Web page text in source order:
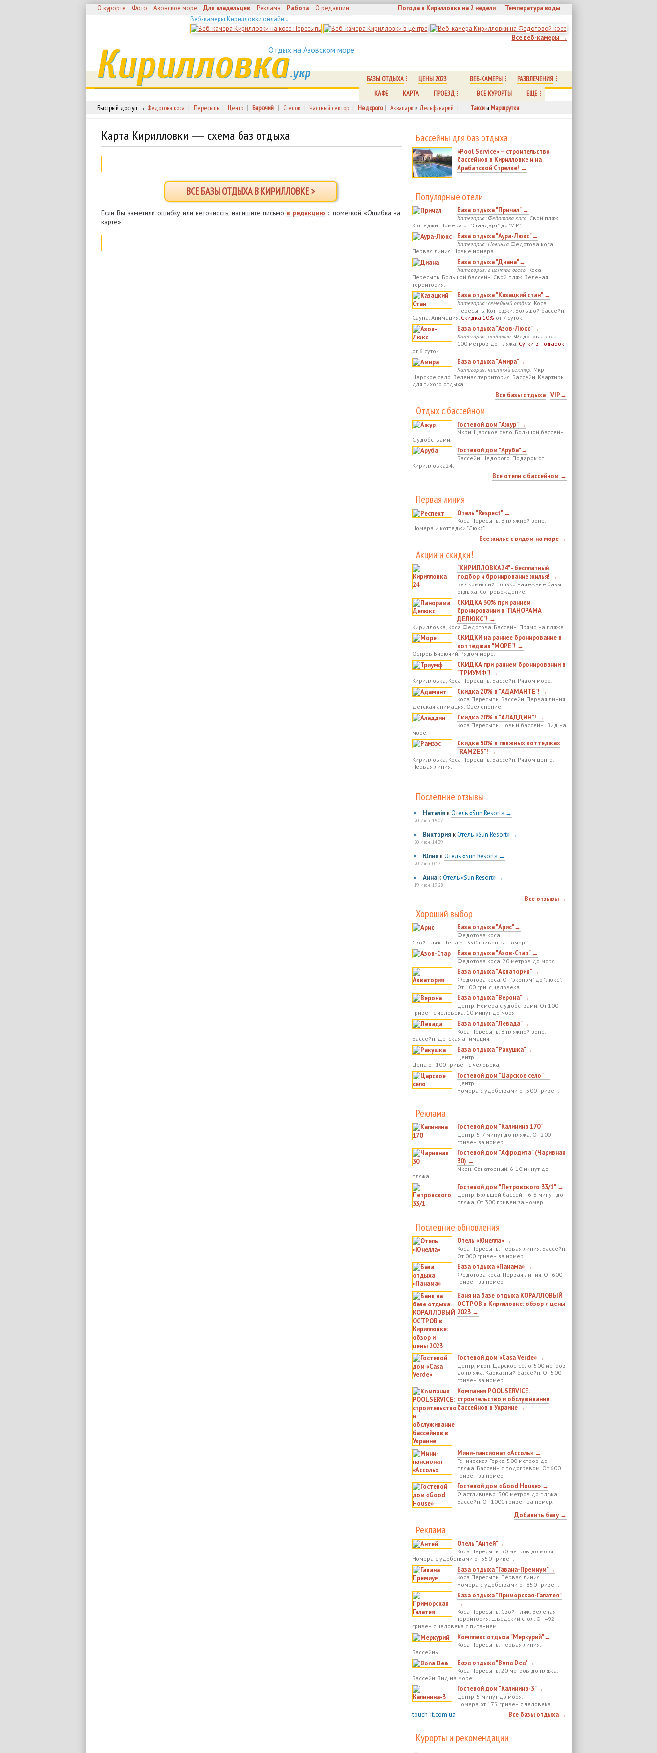
О курорте Фото Азовское море Для владельцев Реклама Работа О редакции Погода в Кирилловке на 2 недели
Температура воды
Веб-камеры Кирилловки онлайн ↓
Все веб-камеры →
Отдых на Азовском море
Кирилловка.укр БАЗЫ ОТДЫХА ЦЕНЫ 2023 ВЕБ-КАМЕРЫ
РАЗВЛЕЧЕНИЯ
КАФЕ
КАРТА ПРОЕЗД ВСЕ КУРОРТЫ
ЕЩЕ
Быстрый доступ → Федотова коса | Пересыпь | Центр | Бирючий | Степок | Частный сектор | Недорого | Аквапарки Дельфинарий | Таксии Маршрутки
Карта Кирилловки ― схема баз отдыха
ВСЕ БАЗЫ ОТДЫХА В КИРИЛЛОВКЕ >
Если Вы заметили ошибку или неточность, напишите письмо в редакцию с пометкой «Ошибка на
карте».
Бассейны для баз отдыха
«Pool Service» — строительство
бассейнов в Кирилловке и на
Арабатской Стрелке! →
Популярные отели
База отдыха "Причал" →
Категория: Федотова коса. Свой пляж.
Коттеджи. Номера от "Стандарт" до "VIP".
База отдыха "Аура-Люкс"→
Категория: НовинкаФедотова коса.
Первая линия. Новые номера.
База отдыха "Диана"→
Категория: в центре всего. Коса
Пересыпь. Большой бассейн. Свой пляж. Зеленая
территория.
База отдыха "Казацкий стан" →
Категория: семейный отдых. Коса
Пересыпь. Коттеджи. Большой бассейн.
Сауна. Анимация. Скидка 10% от 7 суток.
База отдыха "Азов-Люкс"→
Категория: недорого. Федотова коса.
100 метров до пляжа. Сутки в подарок
от 6 суток.
База отдыха "Амира"→
Категория: частный сектор. Мкрн.
Царское село. Зеленая территория. Бассейн. Квартиры
для тихого отдыха.
Все базы отдыха| VIP→
Отдых с бассейном
Гостевой дом "Ажур" →
Мкрн. Царское село. Большой бассейн.
С удобствами.
Гостевой дом "Аруба"→
Бассейн. Недорого. Подарок от
Кирилловка24.
Все отели с бассейном →
Первая линия
Отель "Respect" →
Коса Пересыпь. В пляжной зоне.
Номера и коттеджи "Люкс".
Все жилье с видом на море →
Акции и скидки!
"КИРИЛЛОВКА24" - бесплатный
подбор и бронирование жилья! →
Без комиссий. Только надежные базы
отдыха. Сопровождение.
СКИДКА 30% при раннем
бронировании в "ПАНОРАМА
ДЕЛЮКС"! →
Кирилловка, Коса Федотова. Бассейн. Прямо на пляже!
СКИДКИ на раннее бронирование в
коттеджах "МОРЕ"! →
Остров Бирючий. Рядом море.
СКИДКА при раннем бронировании в
"ТРИУМФ"! →
Кирилловка, Коса Пересыпь. Бассейн. Рядом море!
Скидка 20% в "АДАМАНТЕ"! →
Коса Пересыпь. Бассейн. Первая линия.
Детская анимация. Озеленение.
Скидка 20% в "АЛАДДИН"! →
Коса Пересыпь. Новый бассейн! Вид на
море.
Скидка 50% в пляжных коттеджах
"RAMZES"! →
Кирилловка, Коса Пересыпь. Бассейн. Рядом центр.
Первая линия.
Последние отзывы
Наталія кОтель «Sun Resort» →
20 Июн, 15:07
Виктория кОтель «Sun Resort» →
20 Июн, 14:39
Юлия кОтель «Sun Resort» →
20 Июн, 0:17
АннакОтель «Sun Resort» →
19 Июн, 19:28
Все отзывы →
Хороший выбор
База отдыха "Арис"→
Федотова коса.
Свой пляж. Цена от 350 гривен за номер.
База отдыха "Азов-Стар" →
Федотова коса. 20 метров до моря.
База отдыха "Акватория" →
Федотова коса. От "эконом" до "люкс".
От 100 грн. с человека.
База отдыха "Верона" →
Центр. Номера с удобствами. От 100
гривен с человека. 10 минут до моря
База отдыха "Левада" →
Коса Пересыпь. В пляжной зоне.
Бассейн. Детская анимация.
База отдыха "Ракушка"→
Центр.
Цена от 100 гривен с человека.
Гостевой дом "Царское село"→
Центр.
Номера с удобствами от 500 гривен.
Реклама
Гостевой дом "Калинина 170" →
Центр. 5-7 минут до пляжа. От 200
гривен за номер.
Гостевой дом "Афродита" (Чаривная
30) →
Мкрн. Санаторный. 6-10 минут до
пляжа.
Гостевой дом "Петровского 33/1" →
Центр. Большой бассейн. 6-8 минут до
пляжа. От 300 гривен за номер.
Последние обновления
Отель «Юнелла» →
Коса Пересыпь. Первая линия. Бассейн.
От 000 гривен за номер.
База отдыха «Панама» →
Федотова коса. Первая линия. От 600
гривен за номер.
Баня на базе отдыха КОРАЛЛОВЫЙ
ОСТРОВ в Кирилловке: обзор и цены
2023 →
Гостевой дом «Casa Verde» →
Центр, мкрн. Царское село. 500 метров
до пляжа. Каркасный бассейн. От 500
гривен за номер.
Компания POOLSERVICE:
строительство и обслуживание
бассейнов в Украине →
Мини-пансионат «Ассоль» →
Геническая Горка. 500 метров до
пляжа. Бассейн с подогревом. От 600
гривен за номер.
Гостевой дом «Good House» →
Счастливцево. 300 метров до пляжа.
Бассейн. От 1000 гривен за номер.
Добавить базу →
Реклама
Отель "Антей"→
Коса Пересыпь. 50 метров до моря.
Номера с удобствами от 550 гривен.
База отдыха "Гавана-Премиум"→
Коса Пересыпь. Первая линия.
Номера с удобствами от 850 гривен.
База отдыха "Приморская-Галатея"
→
Коса Пересыпь. Свой пляж. Зеленая
территория. Шведский стол. От 492
гривен с человека с питанием.
Комплекс отдыха "Меркурий"→
Коса Пересыпь. Первая линия.
Бассейны.
База отдыха "Bona Dea" →
Коса Пересыпь. 20 метров до пляжа.
Бассейн. Вид на море.
Гостевой дом "Калинина-3"→
Центр. 5 минут до моря.
Номера от 175 гривен с человека.
Все базы отдыха →
touch-it.com.ua
Курорты и рекомендации